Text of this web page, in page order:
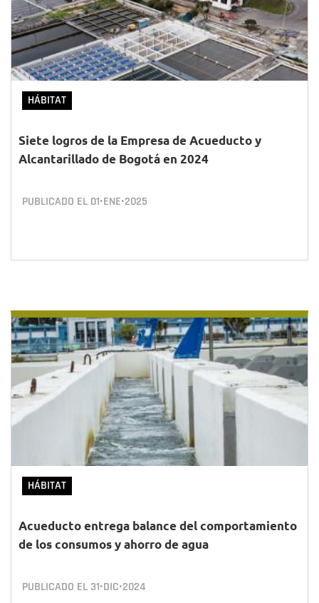
HÁBITAT
Siete logros de la Empresa de Acueducto y
Alcantarillado de Bogotá en 2024
PUBLICADO EL 01•ENE•2025
HÁBITAT
Acueducto entrega balance del comportamiento
de los consumos y ahorro de agua
PUBLICADO EL 31•DIC•2024